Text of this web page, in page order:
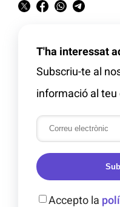
T'ha interessat
Subscriu-te al
informació al
Accepto la